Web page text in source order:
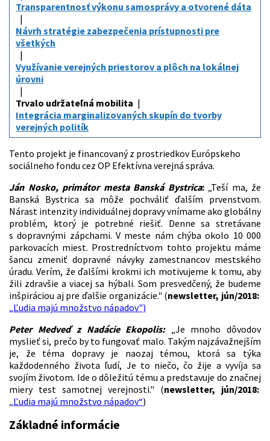
Transparentnosť výkonu samosprávy a otvorené dáta
Návrh stratégie zabezpečenia prístupnosti pre
všetkých
Využívanie verejných priestorov a plôch na lokálnej
úrovni
Trvalo udržateľná mobilita
Integrácia marginalizovaných skupín do tvorby
verejných politík
Tento projekt je financovaný z prostriedkov Európskeho
sociálneho fondu cez OP Efektívna verejná správa.
Ján Nosko, primátor mesta Banská Bystrica:„Teší ma, že
Banská Bystrica sa môže pochváliť ďalším prvenstvom.
Nárast intenzity individuálnej dopravy vnímame ako globálny
problém, ktorý je potrebné riešiť. Denne sa stretávane
s dopravnými zápchami. V meste nám chýba okolo 10 000
parkovacích miest. Prostredníctvom tohto projektu máme
šancu zmeniť dopravné návyky zamestnancov mestského
úradu. Verím, že ďalšími krokmi ich motivujeme k tomu, aby
žili zdravšie a viacej sa hýbali. Som presvedčený, že budeme
inšpiráciou aj pre ďalšie organizácie." (newsletter, jún/2018:
„Ľudia majú množstvo nápadov")
Peter Medveď z Nadácie Ekopolis: „Je mnoho dôvodov
myslieť si, prečo by to fungovať malo. Takým najzávažnejším
je, že téma dopravy je naozaj témou, ktorá sa týka
každodenného života ľudí, Je to niečo, čo žije a vyvíja sa
svojím životom. Ide o dôležitú tému a predstavuje do značnej
miery test samotnej verejnosti." (newsletter, jún/2018:
„Ľudia majú množstvo nápadov“)
Základné informácie